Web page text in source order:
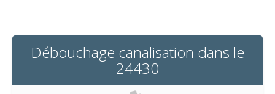
Débouchage canalisation dans le
24430